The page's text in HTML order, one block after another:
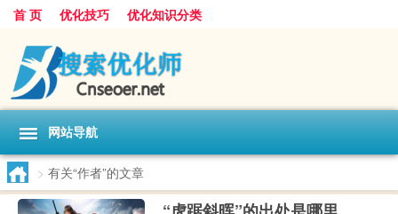
首 页 优化技巧 优化知识分类
网站导航
> 有关“作者”的文章